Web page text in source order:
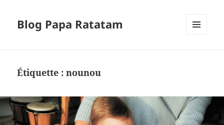
Blog Papa Ratatam
Étiquette :nounou